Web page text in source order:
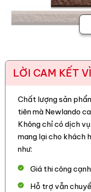
Nhật MT-HBA
– Thiết kế sắc nét, màu
phong cách kiến trúc.
Gạch trang trí Việt
bảo vệ công trình
– Chống thấm, chống
– Dễ dàng thi công
LỜI CAM KẾT
Chất lượng sản
tiên mà Newlando
Không chỉ có dịch
mang lại cho khách
như:
Giá thi công
Hỗ trợ vẫn